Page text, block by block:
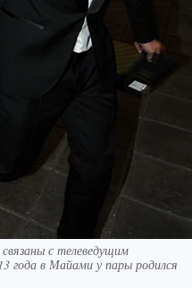
с телеведущим
года в Майами у пары родился